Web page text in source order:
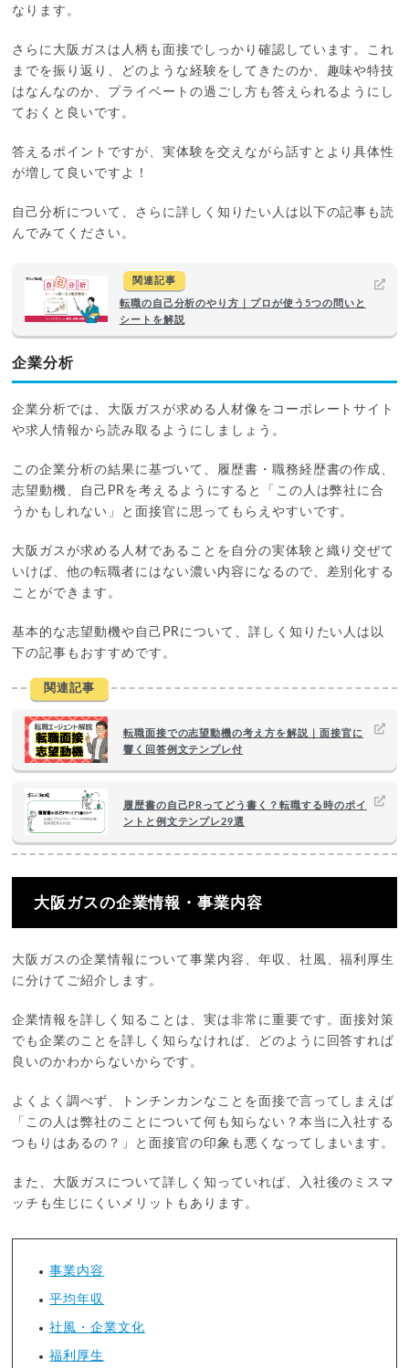
なります。
さらに大阪ガスは人柄も面接でしっかり確認しています。これ
までを振り返り、どのような経験をしてきたのか、趣味や特技
はなんなのか、プライベートの過ごし方も答えられるようにし
ておくと良いです。
答えるポイントですが、実体験を交えながら話すとより具体性
が増して良いですよ！
自己分析について、さらに詳しく知りたい人は以下の記事も読
んでみてください。
関連記事
転職の自己分析のやり方｜プロが使う5つの問いと
シートを解説
企業分析
企業分析では、大阪ガスが求める人材像をコーポレートサイト
や求人情報から読み取るようにしましょう。
この企業分析の結果に基づいて、履歴書・職務経歴書の作成、
志望動機、自己PRを考えるようにすると「この人は弊社に合
うかもしれない」と面接官に思ってもらえやすいです。
大阪ガスが求める人材であることを自分の実体験と織り交ぜて
いけば、他の転職者にはない濃い内容になるので、差別化する
ことができます。
基本的な志望動機や自己PRについて、詳しく知りたい人は以
下の記事もおすすめです。
関連記事
転職面接での志望動機の考え方を解説｜面接官に
響く回答例文テンプレ付
履歴書の自己PRってどう書く？転職する時のポイ
ントと例文テンプレ29選
大阪ガスの企業情報・事業内容
大阪ガスの企業情報について事業内容、年収、社風、福利厚生
に分けてご紹介します。
企業情報を詳しく知ることは、実は非常に重要です。面接対策
でも企業のことを詳しく知らなければ、どのように回答すれば
良いのかわからないからです。
よくよく調べず、トンチンカンなことを面接で言ってしまえば
「この人は弊社のことについて何も知らない？本当に入社する
つもりはあるの？」と面接官の印象も悪くなってしまいます。
また、大阪ガスについて詳しく知っていれば、入社後のミスマ
ッチも生じにくいメリットもあります。
事業内容
平均年収
社風・企業文化
福利厚生